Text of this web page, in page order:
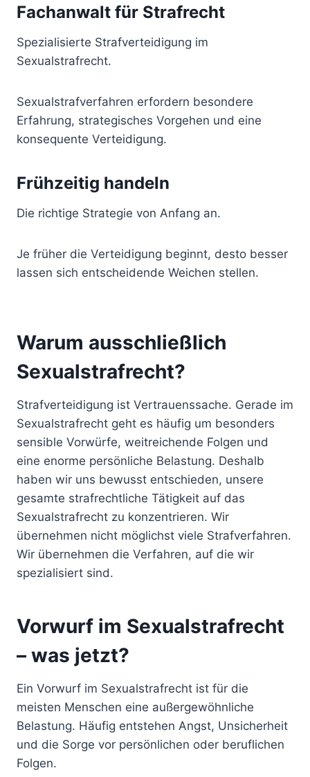
Fachanwalt für Strafrecht
Spezialisierte Strafverteidigung im
Sexualstrafrecht.
Sexualstrafverfahren erfordern besondere
Erfahrung, strategisches Vorgehen und eine
konsequente Verteidigung.
Frühzeitig handeln
Die richtige Strategie von Anfang an.
Je früher die Verteidigung beginnt, desto besser
lassen sich entscheidende Weichen stellen.
Warum ausschließlich
Sexualstrafrecht?
Strafverteidigung ist Vertrauenssache. Gerade im
Sexualstrafrecht geht es häufig um besonders
sensible Vorwürfe, weitreichende Folgen und
eine enorme persönliche Belastung. Deshalb
haben wir uns bewusst entschieden, unsere
gesamte strafrechtliche Tätigkeit auf das
Sexualstrafrecht zu konzentrieren. Wir
übernehmen nicht möglichst viele Strafverfahren.
Wir übernehmen die Verfahren, auf die wir
spezialisiert sind.
Vorwurf im Sexualstrafrecht
– was jetzt?
Ein Vorwurf im Sexualstrafrecht ist für die
meisten Menschen eine außergewöhnliche
Belastung. Häufig entstehen Angst, Unsicherheit
und die Sorge vor persönlichen oder beruflichen
Folgen.